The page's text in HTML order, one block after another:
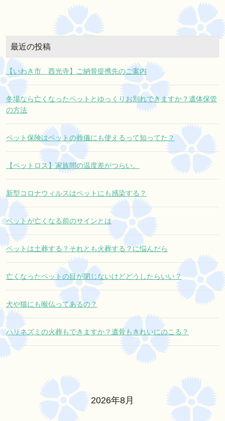
最近の投稿
【いわき市 西光寺】ご納骨提携先のご案内
冬場なら亡くなったペットとゆっくりお別れできますか？遺体保管
の方法
ペット保険はペットの葬儀にも使えるって知ってた？
【ペットロス】家族間の温度差がつらい。
新型コロナウィルスはペットにも感染する？
ペットが亡くなる前のサインとは
ペットは土葬する？それとも火葬する？に悩んだら
亡くなったペットの目が閉じないけどどうしたらいい？
犬や猫にも喉仏ってあるの？
ハリネズミの火葬もできますか？遺骨もきれいにのこる？
2026年8月